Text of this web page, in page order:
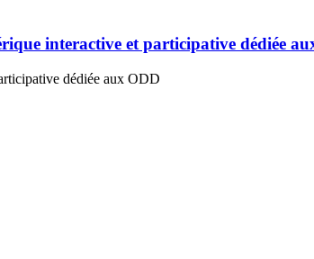
interactive et participative dédiée
dédiée aux ODD